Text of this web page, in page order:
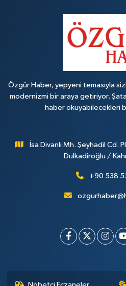
Özgür Haber, yepyeni temasıyla
modernizmi bir araya getiriyor.
haber okuyabilecekleri
İsa Divanlı Mh. Şeyhadil
Dulkadiroğlu /
+90 538